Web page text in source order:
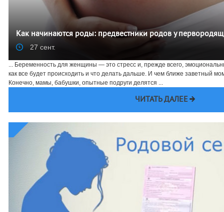
Как начинаются роды: предвестники родов у
27 сент.
... Беременность для женщины — это стресс и, прежде всего,
как все будет происходить и что делать дальше. И чем ближе заветный
Конечно, мамы, бабушки, опытные подруги делятся ...
ЧИТАТЬ ДАЛЕЕ